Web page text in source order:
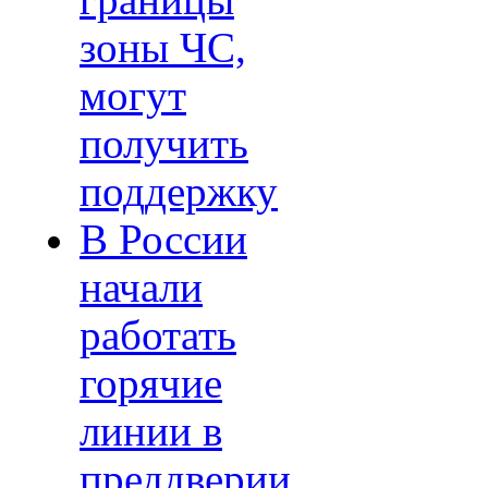
зоны ЧС,
могут
получить
поддержку
В России
начали
работать
горячие
линии в